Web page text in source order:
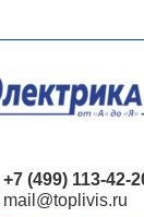
+7 (499) 113-42-
mail@toplivis.ru